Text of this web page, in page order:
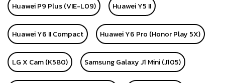
Huawei P9 Plus (VIE-L09) Huawei Y5 II
Huawei Y6 II Compact Huawei Y6 Pro (Honor Play 5X)
LG X Cam (K580) Samsung Galaxy J1 Mini (J105)